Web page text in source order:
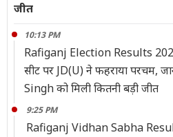
जीत
10:13 PM
Rafiganj Election Results
सीट पर JD(U) ने फहराया परचम,
Singh को मिली कितनी बड़ी जीत
9:25 PM
Rafiganj Vidhan Sabha